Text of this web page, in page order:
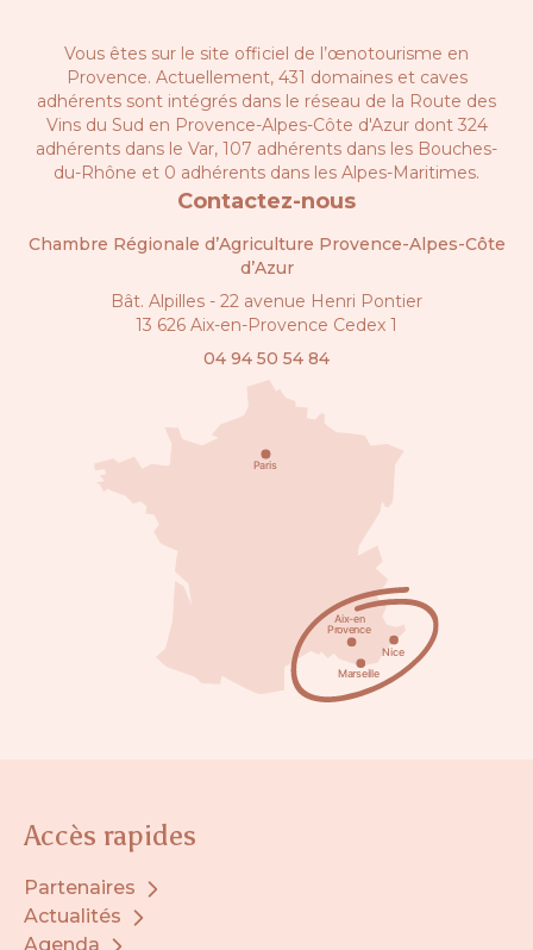
Vous êtes sur le site officiel de l’œnotourisme en
Provence. Actuellement, 431 domaines et caves
adhérents sont intégrés dans le réseau de la Route des
Vins du Sud en Provence-Alpes-Côte d'Azur dont 324
adhérents dans le Var, 107 adhérents dans les Bouches-
du-Rhône et 0 adhérents dans les Alpes-Maritimes.
Contactez-nous
Chambre Régionale d’Agriculture Provence-Alpes-Côte
d’Azur
Bât. Alpilles - 22 avenue Henri Pontier
13 626 Aix-en-Provence Cedex 1
04 94 50 54 84
Accès rapides
Partenaires
Actualités
Agenda